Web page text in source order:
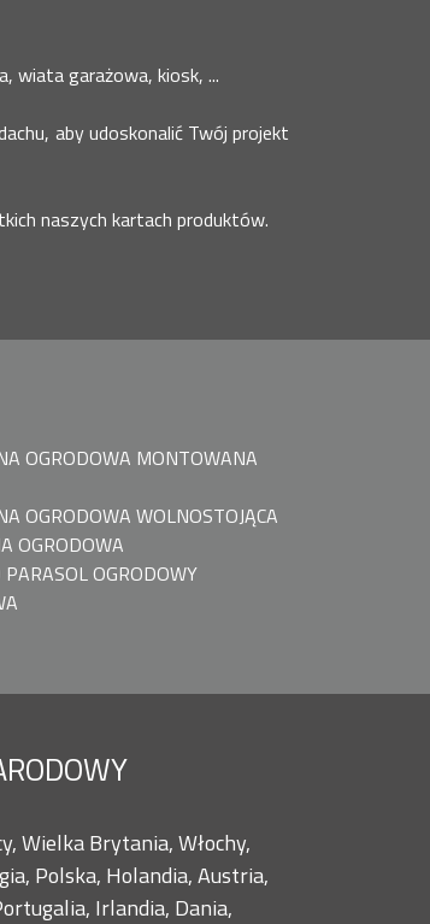
wiata garażowa, kiosk, ...
aby udoskonalić Twój projekt
naszych kartach produktów.
OGRODOWA MONTOWANA
OGRODOWA WOLNOSTOJĄCA
OGRODOWA
OGRODOWY
Wielka Brytania, Włochy,
Polska, Holandia, Austria,
Irlandia, Dania,